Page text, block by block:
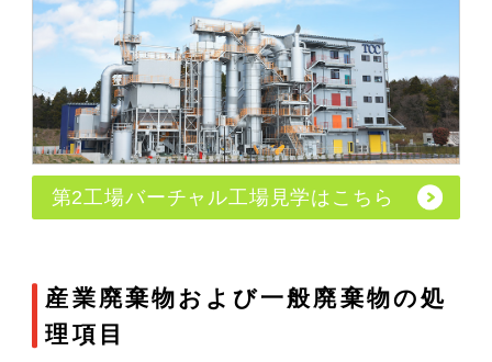
第2工場バーチャル工場見学はこちら
産業廃棄物および一般廃棄物の処
理項目